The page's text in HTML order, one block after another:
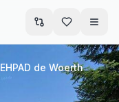
EHPAD de Woerth